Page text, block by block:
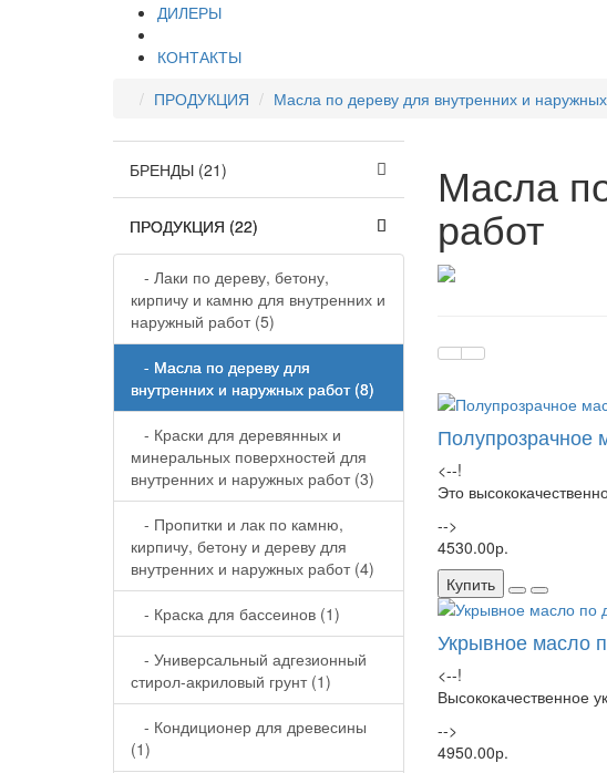
ДИЛЕРЫ
КОНТАКТЫ
ПРОДУКЦИЯ
Масла по дереву для внутренних и
БРЕНДЫ (21)
ПРОДУКЦИЯ (22)
- Лаки по дереву, бетону,
кирпичу и камню для внутренних и
наружный работ (5)
- Масла по дереву для
внутренних и наружных работ (8)
- Краски для деревянных и
минеральных поверхностей для
внутренних и наружных работ (3)
- Пропитки и лак по камню,
кирпичу, бетону и дереву для
внутренних и наружных работ (4)
- Краска для бассеинов (1)
- Универсальный адгезионный
стирол-акриловый грунт (1)
- Кондиционер для древесины
(1)
Масла
работ
Полупрозрачное
<--!
Это
-->
4530.00р.
Купить
Укрывное масло
<--!
Высококачественное
-->
4950.00р.